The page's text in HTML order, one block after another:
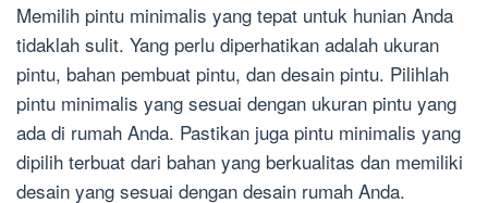
Memilih pintu minimalis yang tepat untuk hunian Anda
tidaklah sulit. Yang perlu diperhatikan adalah ukuran
pintu, bahan pembuat pintu, dan desain pintu. Pilihlah
pintu minimalis yang sesuai dengan ukuran pintu yang
ada di rumah Anda. Pastikan juga pintu minimalis yang
dipilih terbuat dari bahan yang berkualitas dan memiliki
desain yang sesuai dengan desain rumah Anda.